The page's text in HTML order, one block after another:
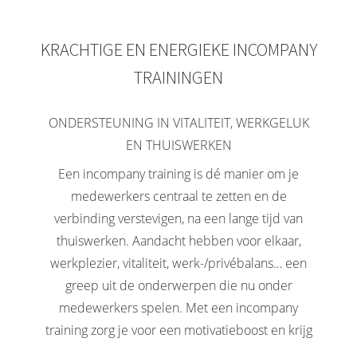
KRACHTIGE EN ENERGIEKE INCOMPANY
TRAININGEN
ONDERSTEUNING IN VITALITEIT, WERKGELUK
EN THUISWERKEN
Een incompany training is dé manier om je
medewerkers centraal te zetten en de
verbinding verstevigen, na een lange tijd van
thuiswerken. Aandacht hebben voor elkaar,
werkplezier, vitaliteit, werk-/privébalans… een
greep uit de onderwerpen die nu onder
medewerkers spelen. Met een incompany
training zorg je voor een motivatieboost en krijg